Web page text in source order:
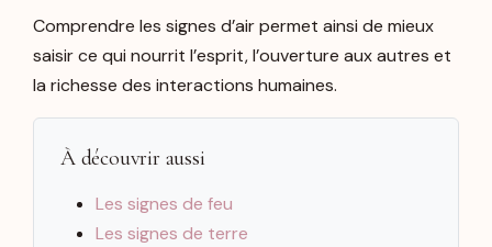
Comprendre les signes d’air permet ainsi de mieux
saisir ce qui nourrit l’esprit, l’ouverture aux autres et
la richesse des interactions humaines.
À découvrir aussi
Les signes de feu
Les signes de terre